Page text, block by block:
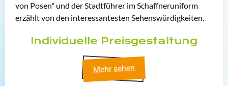
von Posen" und der Stadtführer im Schaffneruniform
erzählt von den interessantesten Sehenswürdigkeiten.
Individuelle Preisgestaltung
Mehr sehen